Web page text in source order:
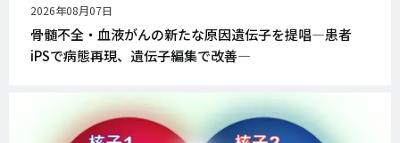
公
開
日
2026年08月07日
骨髄不全・血液がんの新たな原因遺伝子を提唱―患者
iPSで病態再現、遺伝子編集で改善―